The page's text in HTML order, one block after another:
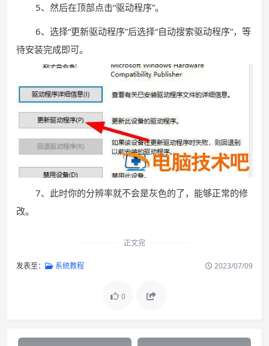
5、然后在顶部点击“驱动程序”。
6、选择“更新驱动程序”后选择“自动搜索驱动程序”，等
待安装完成即可。
7、此时你的分辨率就不会是灰色的了，能够正常的修
改。
正文完
发表至： 系统教程 2023/07/09
0